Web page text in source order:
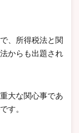
で、所得税法と関
からも出題され
大な関心事であ
です。